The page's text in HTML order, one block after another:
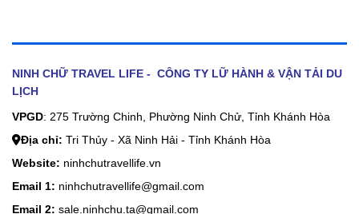
NINH CHỮ TRAVEL LIFE - CÔNG TY LỮ HÀNH & VẬN TẢI DU
LỊCH
VPGD: 275 Trường Chinh, Phường Ninh Chử, Tỉnh Khánh Hòa
Địa chỉ: Tri Thủy - Xã Ninh Hải - Tỉnh Khánh Hòa
Website: ninhchutravellife.vn
Email 1: ninhchutravellife@gmail.com
Email 2: sale.ninhchu.ta@gmail.com